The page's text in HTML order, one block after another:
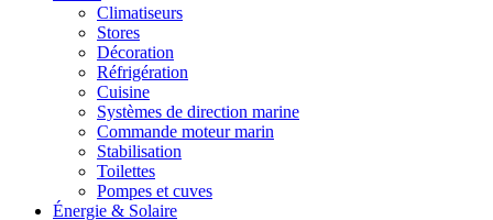
Climatiseurs
Stores
Décoration
Réfrigération
Cuisine
Systèmes de direction marine
Commande moteur marin
Stabilisation
Toilettes
Pompes et cuves
Énergie & Solaire